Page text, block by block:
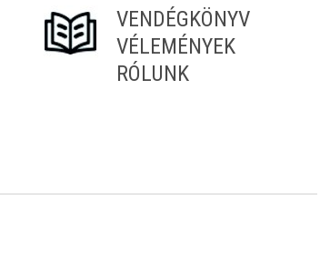
VENDÉGKÖNYV
VÉLEMÉNYEK
RÓLUNK